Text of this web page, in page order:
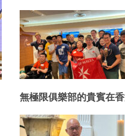
無極限俱樂部的貴賓在